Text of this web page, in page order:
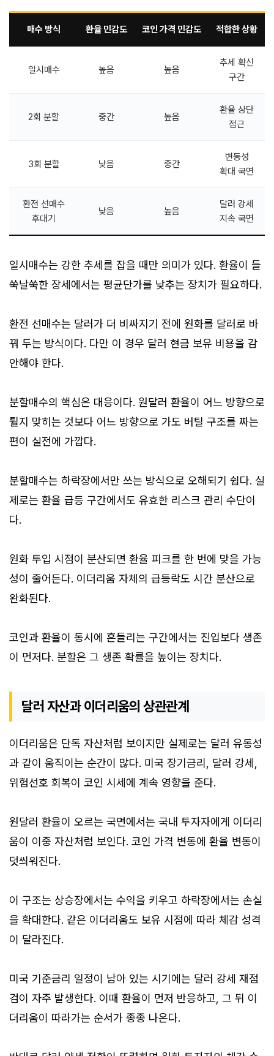
매수 방식 환율 민감도 코인 가격 민감도 적합한 상황
일시매수 높음 높음
추세 확신
구간
2회 분할 중간 높음
환율 상단
접근
3회 분할 낮음 중간
변동성
확대 국면
환전 선매수
후대기
낮음 높음
달러 강세
지속 국면
일시매수는 강한 추세를 잡을 때만 의미가 있다. 환율이 들
쑥날쑥한 장세에서는 평균단가를 낮추는 장치가 필요하다.
환전 선매수는 달러가 더 비싸지기 전에 원화를 달러로 바
꿔 두는 방식이다. 다만 이 경우 달러 현금 보유 비용을 감
안해야 한다.
분할매수의 핵심은 대응이다. 원달러 환율이 어느 방향으로
튈지 맞히는 것보다 어느 방향으로 가도 버틸 구조를 짜는
편이 실전에 가깝다.
분할매수는 하락장에서만 쓰는 방식으로 오해되기 쉽다. 실
제로는 환율 급등 구간에서도 유효한 리스크 관리 수단이
다.
원화 투입 시점이 분산되면 환율 피크를 한 번에 맞을 가능
성이 줄어든다. 이더리움 자체의 급등락도 시간 분산으로
완화된다.
코인과 환율이 동시에 흔들리는 구간에서는 진입보다 생존
이 먼저다. 분할은 그 생존 확률을 높이는 장치다.
달러 자산과 이더리움의 상관관계
이더리움은 단독 자산처럼 보이지만 실제로는 달러 유동성
과 같이 움직이는 순간이 많다. 미국 장기금리, 달러 강세,
위험선호 회복이 코인 시세에 계속 영향을 준다.
원달러 환율이 오르는 국면에서는 국내 투자자에게 이더리
움이 이중 자산처럼 보인다. 코인 가격 변동에 환율 변동이
덧씌워진다.
이 구조는 상승장에서는 수익을 키우고 하락장에서는 손실
을 확대한다. 같은 이더리움도 보유 시점에 따라 체감 성격
이 달라진다.
미국 기준금리 일정이 남아 있는 시기에는 달러 강세 재점
검이 자주 발생한다. 이때 환율이 먼저 반응하고, 그 뒤 이
더리움이 따라가는 순서가 종종 나온다.